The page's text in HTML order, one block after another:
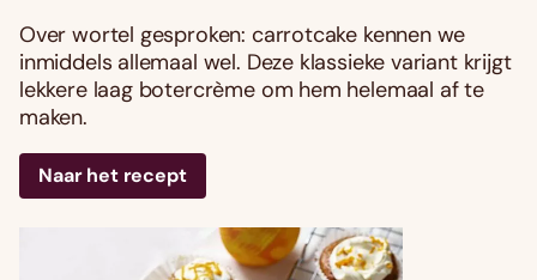
Over wortel gesproken: carrotcake kennen we
inmiddels allemaal wel. Deze klassieke variant krijgt
lekkere laag botercrème om hem helemaal af te
maken.
Naar het recept